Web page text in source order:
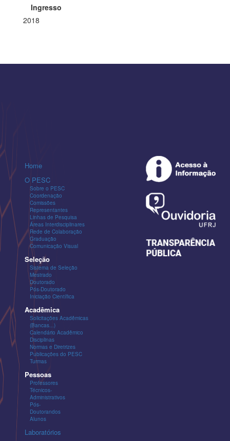
Ingresso
2018
Home
O PESC
Sobre o PESC
Coordenação
Comissões
Representantes
Linhas de Pesquisa
Áreas Interdisciplinares
Rede de Colaboração
Graduação
Comunicação Visual
Seleção
Sistema de Seleção
Mestrado
Doutorado
Pós-Doutorado
Iniciação Científica
Acadêmica
Solicitações Acadêmicas
(Bancas...)
Calendário Acadêmico
Disciplinas
Normas e Diretrizes
Publicações do PESC
Turmas
Pessoas
Professores
Técnicos-
Administrativos
Pós-
Doutorandos
Alunos
Laboratórios